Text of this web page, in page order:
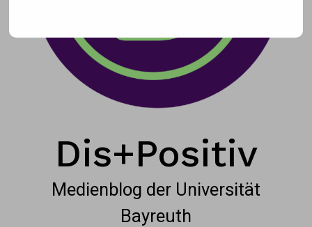
Dis+Positiv
Medienblog der Universität
Bayreuth